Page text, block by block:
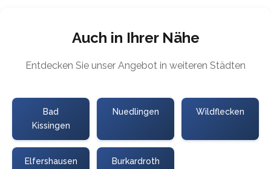
Auch in Ihrer Nähe
Entdecken Sie unser Angebot in weiteren Städten
Bad
Kissingen
Nuedlingen Wildflecken
Elfershausen Burkardroth